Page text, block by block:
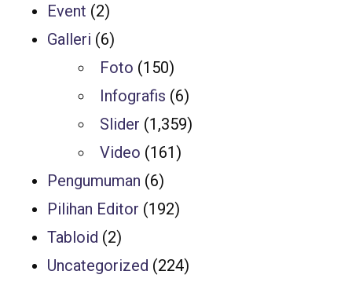
Event (2)
Galleri (6)
Foto (150)
Infografis (6)
Slider (1,359)
Video (161)
Pengumuman (6)
Pilihan Editor (192)
Tabloid (2)
Uncategorized (224)